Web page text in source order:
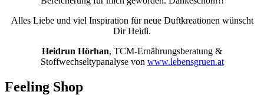
Alles Liebe und viel Inspiration für neue Duftkreationen wünscht
Dir Heidi.
Heidrun Hörhan, TCM-Ernährungsberatung &
Stoffwechseltypanalysevon www.lebensgruen.at
Feeling Shop